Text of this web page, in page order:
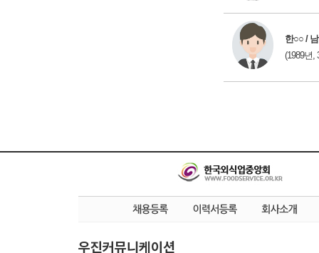
한○○ / 남
(1989년,
우진커뮤니케이션